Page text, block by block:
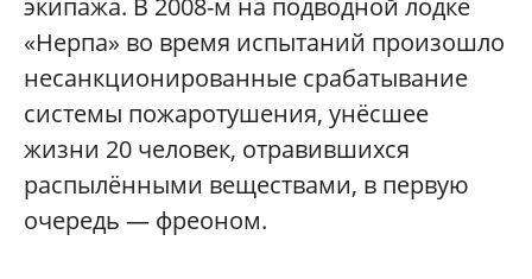
экипажа. В 2008-м на подводной лодке
«Нерпа» во время испытаний произошло
несанкционированные срабатывание
системы пожаротушения, унёсшее
жизни 20 человек, отравившихся
распылёнными веществами, в первую
очередь — фреоном.